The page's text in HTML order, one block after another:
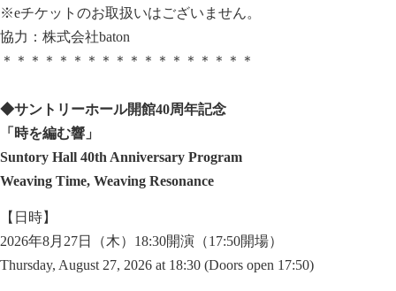
※eチケットのお取扱いはございません。
協力：株式会社baton
＊＊＊＊＊＊＊＊＊＊＊＊＊＊＊＊＊＊
◆サントリーホール開館40周年記念
「時を編む響」
Suntory Hall 40th Anniversary Program
Weaving Time, Weaving Resonance
【日時】
2026年8月27日（木）18:30開演（17:50開場）
Thursday, August 27, 2026 at 18:30 (Doors open 17:50)